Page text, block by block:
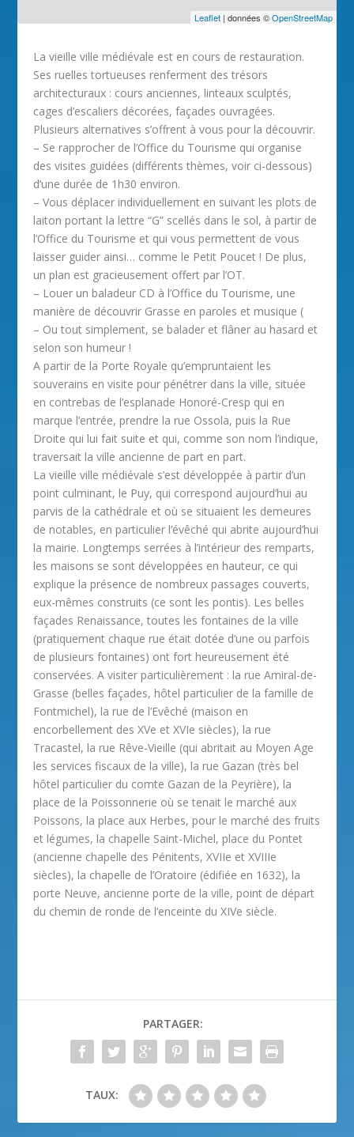
Leaflet| données ©OpenStreetMap
La vieille ville médiévale est en cours de restauration.
Ses ruelles tortueuses renferment des trésors
architecturaux : cours anciennes, linteaux sculptés,
cages d’escaliers décorées, façades ouvragées.
Plusieurs alternatives s’offrent à vous pour la découvrir.
– Se rapprocher de l’Office du Tourisme qui organise
des visites guidées (différents thèmes, voir ci-dessous)
d’une durée de 1h30 environ.
– Vous déplacer individuellement en suivant les plots de
laiton portant la lettre “G” scellés dans le sol, à partir de
l’Office du Tourisme et qui vous permettent de vous
laisser guider ainsi… comme le Petit Poucet ! De plus,
un plan est gracieusement offert par l’OT.
– Louer un baladeur CD à l’Office du Tourisme, une
manière de découvrir Grasse en paroles et musique (
– Ou tout simplement, se balader et flâner au hasard et
selon son humeur !
A partir de la Porte Royale qu’empruntaient les
souverains en visite pour pénétrer dans la ville, située
en contrebas de l’esplanade Honoré-Cresp qui en
marque l’entrée, prendre la rue Ossola, puis la Rue
Droite qui lui fait suite et qui, comme son nom l’indique,
traversait la ville ancienne de part en part.
La vieille ville médiévale s’est développée à partir d’un
point culminant, le Puy, qui correspond aujourd’hui au
parvis de la cathédrale et où se situaient les demeures
de notables, en particulier l’évêché qui abrite aujourd’hui
la mairie. Longtemps serrées à l’intérieur des remparts,
les maisons se sont développées en hauteur, ce qui
explique la présence de nombreux passages couverts,
eux-mêmes construits (ce sont les pontis). Les belles
façades Renaissance, toutes les fontaines de la ville
(pratiquement chaque rue était dotée d’une ou parfois
de plusieurs fontaines) ont fort heureusement été
conservées. A visiter particulièrement : la rue Amiral-de-
Grasse (belles façades, hôtel particulier de la famille de
Fontmichel), la rue de l’Evêché (maison en
encorbellement des XVe et XVIe siècles), la rue
Tracastel, la rue Rêve-Vieille (qui abritait au Moyen Age
les services fiscaux de la ville), la rue Gazan (très bel
hôtel particulier du comte Gazan de la Peyrière), la
place de la Poissonnerie où se tenait le marché aux
Poissons, la place aux Herbes, pour le marché des fruits
et légumes, la chapelle Saint-Michel, place du Pontet
(ancienne chapelle des Pénitents, XVIIe et XVIIIe
siècles), la chapelle de l’Oratoire (édifiée en 1632), la
porte Neuve, ancienne porte de la ville, point de départ
du chemin de ronde de l’enceinte du XIVe siècle.
PARTAGER:
TAUX: